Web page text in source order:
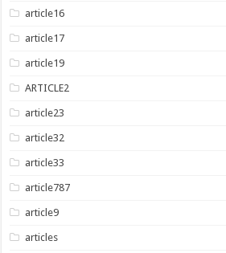
article16
article17
article19
ARTICLE2
article23
article32
article33
article787
article9
articles